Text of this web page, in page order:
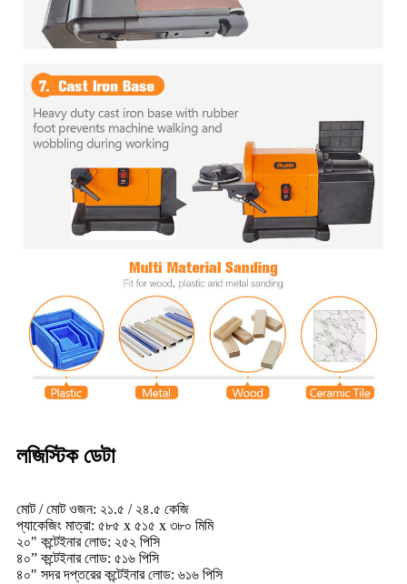
লজিস্টিক ডেটা
মোট / মোট ওজন: ২১.৫ / ২৪.৫ কেজি
প্যাকেজিং মাত্রা: ৫৮৫ x ৫১৫ x ৩৮০ মিমি
২০" কন্টেইনার লোড: ২৫২ পিসি
৪০” কন্টেইনার লোড: ৫১৬ পিসি
৪০" সদর দপ্তরের কন্টেইনার লোড: ৬১৬ পিসি